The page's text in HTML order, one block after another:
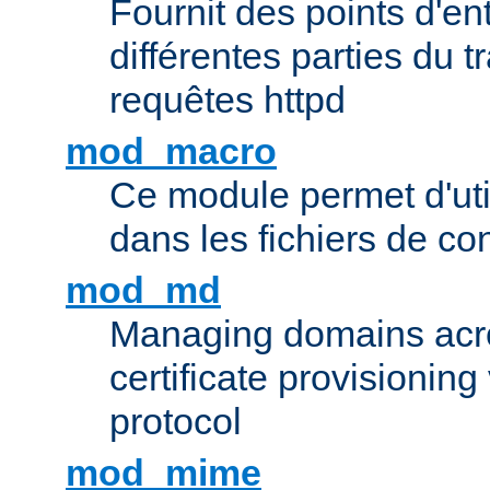
Fournit des points
différentes parties du
requêtes httpd
mod_macro
Ce module permet
dans les fichiers de
mod_md
Managing domains
certificate provisioning
protocol
mod_mime